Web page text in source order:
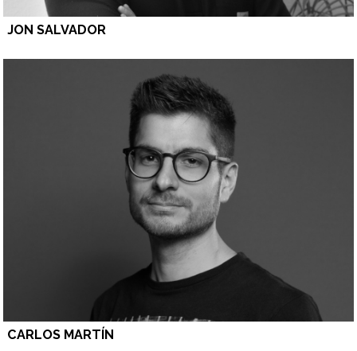
JON SALVADOR
CARLOS MARTÍN